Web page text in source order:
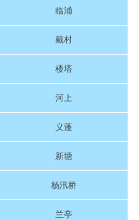
临浦
戴村
楼塔
河上
义蓬
新塘
杨汛桥
兰亭